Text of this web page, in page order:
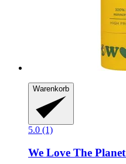
Warenkorb
5.0 (1)
We Love The Planet